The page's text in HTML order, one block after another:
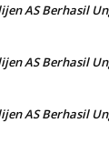
AS Berhasil
AS Berhasil
AS Berhasil